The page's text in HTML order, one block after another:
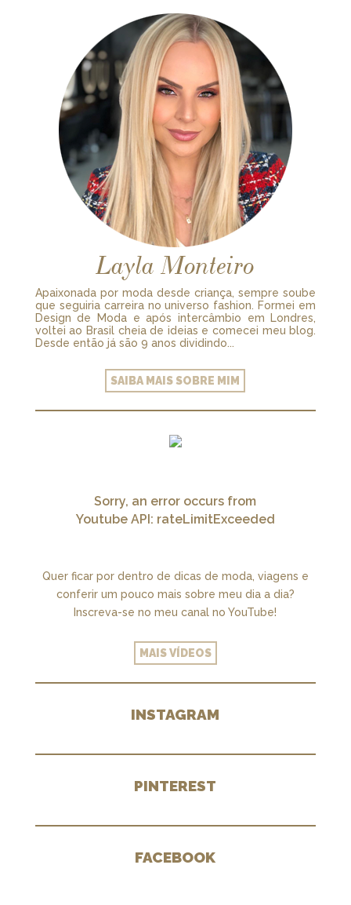
Layla Monteiro
Apaixonada por moda desde criança, sempre soube
que seguiria carreira no universo fashion. Formei em
Design de Moda e após intercâmbio em Londres,
voltei ao Brasil cheia de ideias e comecei meu blog.
Desde então já são 9 anos dividindo...
SAIBA MAIS SOBRE MIM
Sorry, an error occurs from
Youtube API: rateLimitExceeded
Quer ficar por dentro de dicas de moda, viagens e
conferir um pouco mais sobre meu dia a dia?
Inscreva-se no meu canal no YouTube!
MAIS VÍDEOS
INSTAGRAM
PINTEREST
FACEBOOK